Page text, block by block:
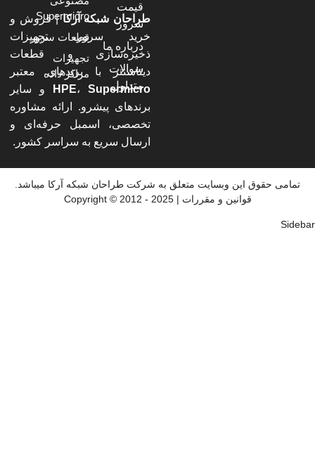
درباره ما
سوالات
متداول
Supermicro
قطعات سرور
تجهیزات
مراکز داده
طراحان شبکه آرکا| فروش و
خرید سرور، تجهیزات
ذخیره‌سازی و قطعات
دیتاسنتر با برندهای معتبر
HPE،Supermicro
و سایر
برندهای پیشرو. ارائه مشاوره
تخصصی، اسمبل حرفه‌ای و
ارسال سریع به سراسر کشور.
حقوق این وبسایت متعلق به شرکت طراحان شبکه آرکا میباشد.
قوانین و مقررات | 2025 - 2012 © Copyright